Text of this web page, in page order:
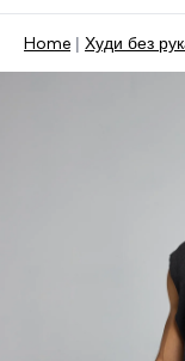
Home Худи без